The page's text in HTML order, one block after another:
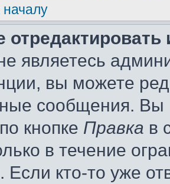
началу
являетесь
вы можете
сообщения. Вы
кнопке Правка в
в течение
Если кто-то уже